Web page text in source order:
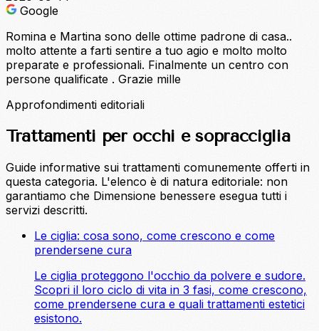
Google
Romina e Martina sono delle ottime padrone di casa..
molto attente a farti sentire a tuo agio e molto molto
preparate e professionali. Finalmente un centro con
persone qualificate . Grazie mille
Approfondimenti editoriali
Trattamenti per occhi e sopracciglia
Guide informative sui trattamenti comunemente offerti in
questa categoria. L'elenco è di natura editoriale: non
garantiamo che Dimensione benessere esegua tutti i
servizi descritti.
Le ciglia: cosa sono, come crescono e come
prendersene cura
Le ciglia proteggono l'occhio da polvere e sudore.
Scopri il loro ciclo di vita in 3 fasi, come crescono,
come prendersene cura e quali trattamenti estetici
esistono.